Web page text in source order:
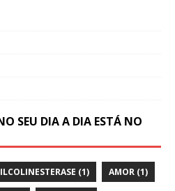
SEU DIA A DIA ESTÁ NO
(1) AMOR (1)